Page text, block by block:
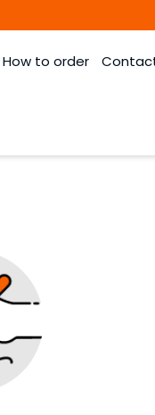
How to order